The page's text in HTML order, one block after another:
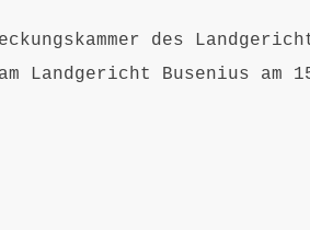
des
Landgericht Busenius am